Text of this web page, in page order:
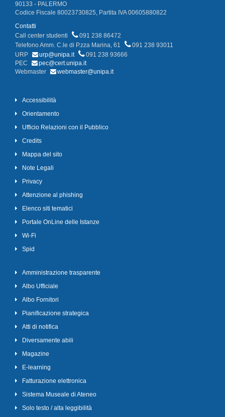
90133 - PALERMO
Codice Fiscale 80023730825, Partita IVA 00605880822
Contatti
Call center studenti
091 238 86472
Telefono Amm. C.le di P.zza Marina, 61
091 238 93011
URP
urp@unipa.it
091 238 93666
PEC
pec@cert.unipa.it
Webmaster
webmaster@unipa.it
Accessibilità
Orientamento
Ufficio Relazioni con il Pubblico
Credits
Mappa del sito
Note Legali
Privacy
Attenzione al phishing
Elenco siti tematici
Portale OnLine delle Istanze
Wi-Fi
Spid
Amministrazione trasparente
Albo Ufficiale
Albo Fornitori
Pianificazione strategica
Atti di notifica
Diversamente abili
Magazine
E-learning
Fatturazione elettronica
Sistema Museale di Ateneo
Solo testo / alta leggibilità